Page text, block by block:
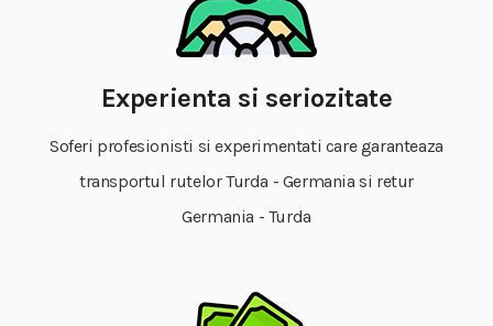
Experienta si seriozitate
Soferi profesionisti si experimentati care garanteaza
transportul rutelor Turda - Germania si retur
Germania - Turda